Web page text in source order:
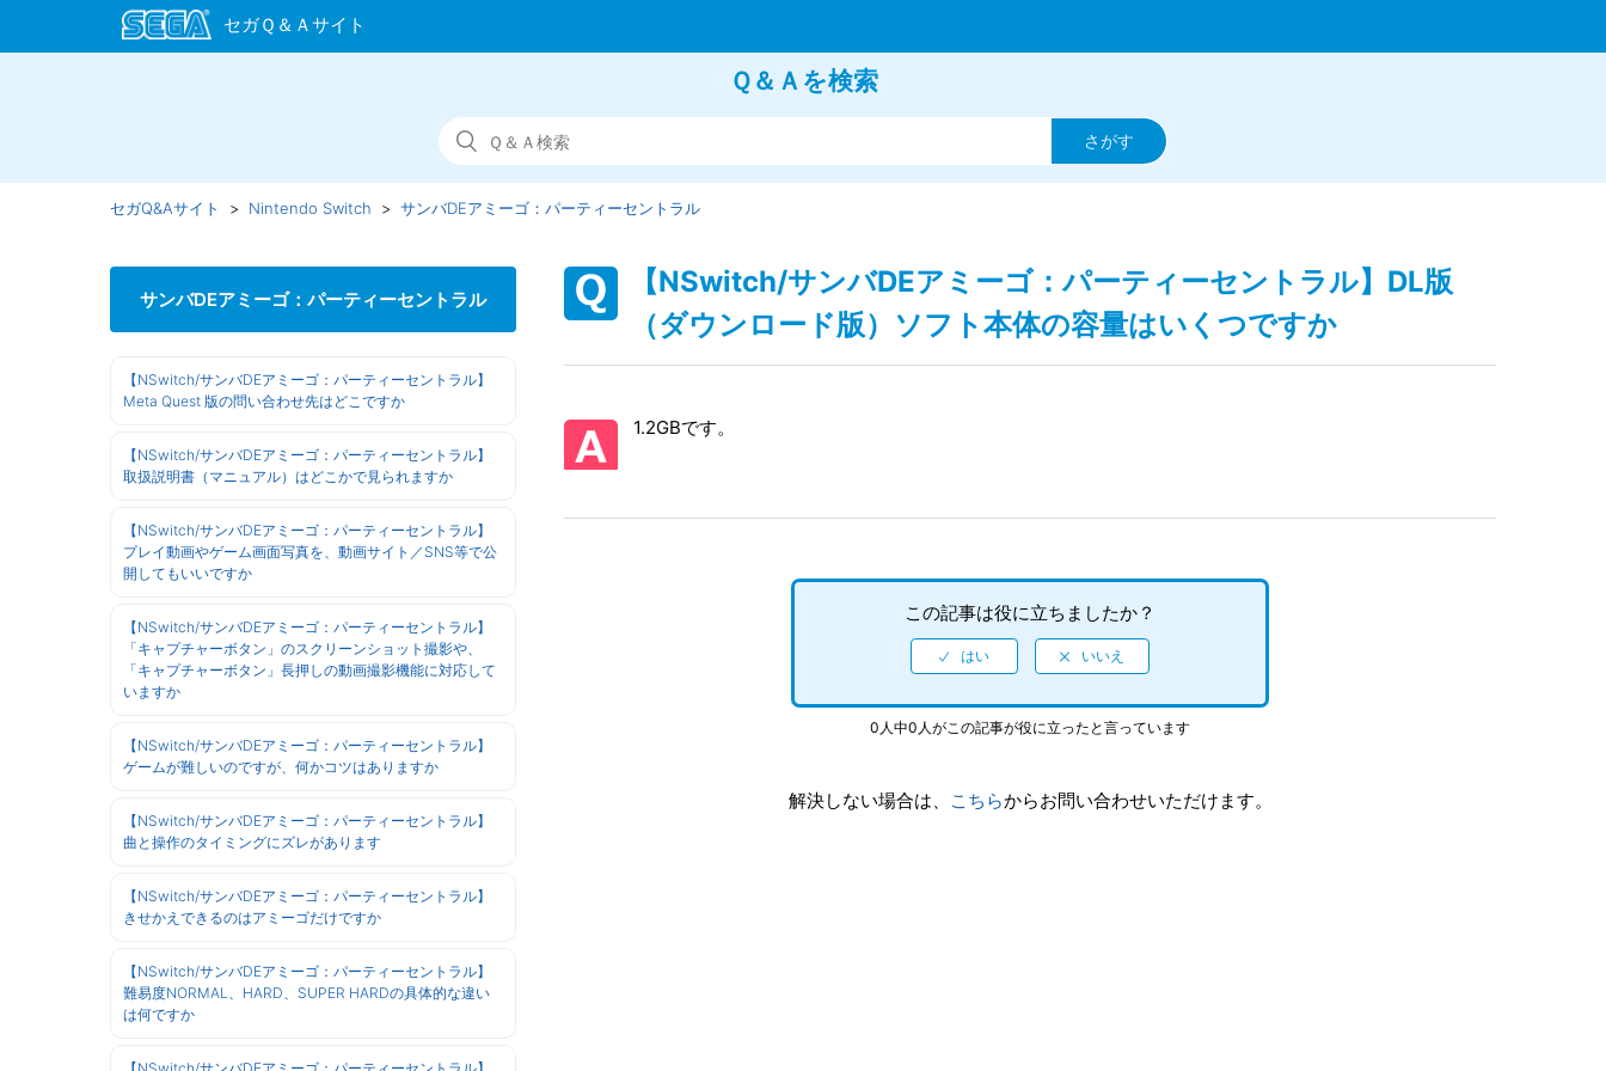
Ｑ＆Ａを検索
セガQ&Aサイト Nintendo Switch サンバDEアミーゴ：パーティーセントラル
サンバDEアミーゴ：パーティーセントラル
【NSwitch/サンバDEアミーゴ：パーティーセントラル】
Meta Quest 版の問い合わせ先はどこですか
【NSwitch/サンバDEアミーゴ：パーティーセントラル】
取扱説明書（マニュアル）はどこかで見られますか
【NSwitch/サンバDEアミーゴ：パーティーセントラル】
プレイ動画やゲーム画面写真を、動画サイト／SNS等で公
開してもいいですか
【NSwitch/サンバDEアミーゴ：パーティーセントラル】
「キャプチャーボタン」のスクリーンショット撮影や、
「キャプチャーボタン」長押しの動画撮影機能に対応して
いますか
【NSwitch/サンバDEアミーゴ：パーティーセントラル】
ゲームが難しいのですが、何かコツはありますか
【NSwitch/サンバDEアミーゴ：パーティーセントラル】
曲と操作のタイミングにズレがあります
【NSwitch/サンバDEアミーゴ：パーティーセントラル】
きせかえできるのはアミーゴだけですか
【NSwitch/サンバDEアミーゴ：パーティーセントラル】
難易度NORMAL、HARD、SUPER HARDの具体的な違い
は何ですか
【NSwitch/サンバDEアミーゴ：パーティーセントラル】DL版
（ダウンロード版）ソフト本体の容量はいくつですか
1.2GBです。
この記事は役に立ちましたか？
0人中0人がこの記事が役に立ったと言っています
解決しない場合は、 こちらからお問い合わせいただけます。